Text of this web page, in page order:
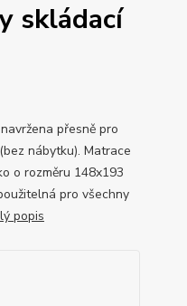
skládací
přesně pro
nábytku). Matrace
o rozměru 148x193
pro všechny
popis